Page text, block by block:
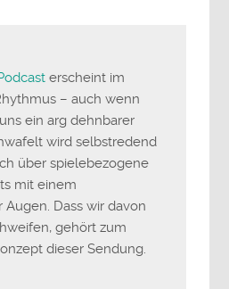
erscheint im
– auch wenn
ein arg dehnbarer
wird selbstredend
über spielebezogene
mit einem
Dass wir davon
gehört zum
dieser Sendung.